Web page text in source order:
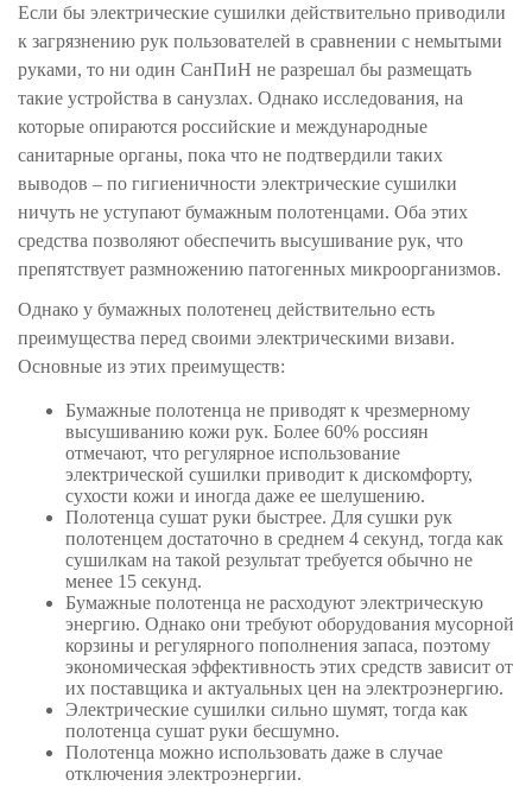
Если бы электрические сушилки действительно приводили
к загрязнению рук пользователей в сравнении с немытыми
руками, то ни один СанПиН не разрешал бы размещать
такие устройства в санузлах. Однако исследования, на
которые опираются российские и международные
санитарные органы, пока что не подтвердили таких
выводов – по гигиеничности электрические сушилки
ничуть не уступают бумажным полотенцами. Оба этих
средства позволяют обеспечить высушивание рук, что
препятствует размножению патогенных микроорганизмов.
Однако у бумажных полотенец действительно есть
преимущества перед своими электрическими визави.
Основные из этих преимуществ:
Бумажные полотенца не приводят к чрезмерному
высушиванию кожи рук. Более 60% россиян
отмечают, что регулярное использование
электрической сушилки приводит к дискомфорту,
сухости кожи и иногда даже ее шелушению.
Полотенца сушат руки быстрее. Для сушки рук
полотенцем достаточно в среднем 4 секунд, тогда как
сушилкам на такой результат требуется обычно не
менее 15 секунд.
Бумажные полотенца не расходуют электрическую
энергию. Однако они требуют оборудования мусорной
корзины и регулярного пополнения запаса, поэтому
экономическая эффективность этих средств зависит от
их поставщика и актуальных цен на электроэнергию.
Электрические сушилки сильно шумят, тогда как
полотенца сушат руки бесшумно.
Полотенца можно использовать даже в случае
отключения электроэнергии.